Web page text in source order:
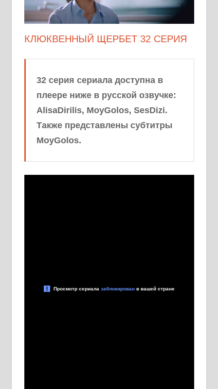
КЛЮКВЕННЫЙ ЩЕРБЕТ 32 СЕРИЯ
32 серия сериала доступна в
плеере ниже в русской озвучке:
AlisaDirilis, MoyGolos, SesDizi.
Также представлены субтитры
MoyGolos.